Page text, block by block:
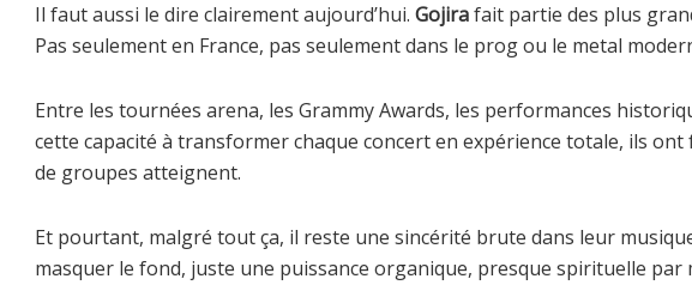
Il faut aussi le dire clairement aujourd’hui. Gojirafait partie des plus
Pas seulement en France, pas seulement dans le prog ou le metal
Entre les tournées arena, les Grammy Awards, les performances
cette capacité à transformer chaque concert en expérience totale, ils
de groupes atteignent.
Et pourtant, malgré tout ça, il reste une sincérité brute dans leur
masquer le fond, juste une puissance organique, presque spirituelle par